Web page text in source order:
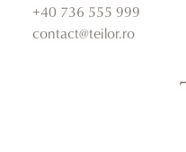
+40 736 555 999
contact@teilor.ro